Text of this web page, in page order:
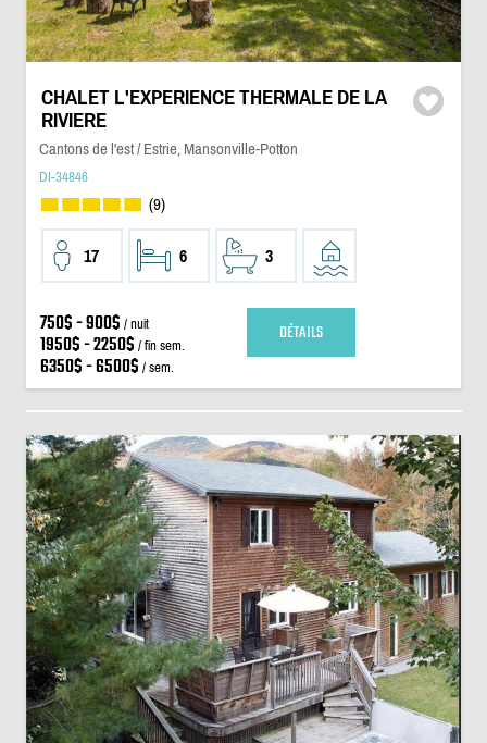
CHALET L'EXPERIENCE THERMALE DE LA
RIVIERE
Cantons de l'est / Estrie, Mansonville-Potton
DI-34846
(9)
17 6 3
750$ - 900$ / nuit
1950$ - 2250$ / fin sem.
6350$ - 6500$ / sem.
DÉTAILS